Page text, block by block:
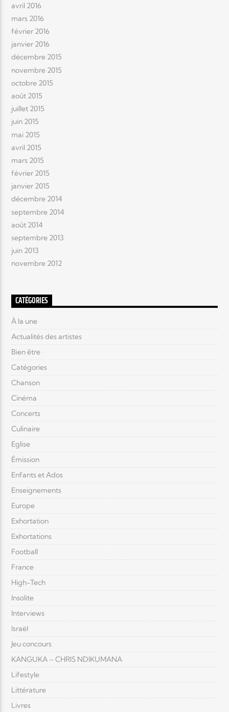
avril 2016
mars 2016
février 2016
janvier 2016
décembre 2015
novembre 2015
octobre 2015
août 2015
juillet 2015
juin 2015
mai 2015
avril 2015
mars 2015
février 2015
janvier 2015
décembre 2014
septembre 2014
août 2014
septembre 2013
juin 2013
novembre 2012
CATÉGORIES
À la une
Actualités des artistes
Bien être
Catégories
Chanson
Cinéma
Concerts
Culinaire
Eglise
Émission
Enfants et Ados
Enseignements
Europe
Exhortation
Exhortations
Football
France
High-Tech
Insolite
Interviews
Israël
Jeu concours
KANGUKA – CHRIS NDIKUMANA
Lifestyle
Littérature
Livres